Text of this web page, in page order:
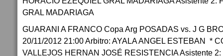
GRAL MADARIAGA
GUARANI A FRANCO Copa Arg POSADAS vs. J G
20/11/2012 21:00 Arbitro: AYALA ANGEL ESTEBAN *
VALLEJOS HERNAN JOSÉ RESISTENCIA Asistente